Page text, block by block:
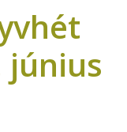
június